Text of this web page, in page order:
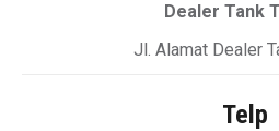
Dealer Tank
Jl. Alamat Dealer
Telp